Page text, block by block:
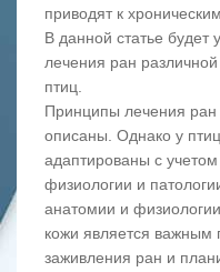
приводят к
В данной статье
лечения ран
птиц.
Принципы лечения
описаны. Однако у
адаптированы с
физиологии и
анатомии и
кожи является важным
заживления ран и